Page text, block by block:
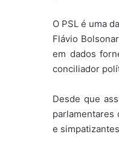
O PSL é uma
Flávio
em dados
conciliador
Desde que
parlamentares
e